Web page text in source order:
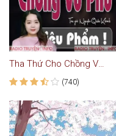
Tha Thứ Cho Chồng Vũ Phu
(740)